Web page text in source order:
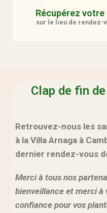
Récupérez
sur le lieu de rendez-
Clap de fin
Retrouvez-nous les
à la Villa Arnaga à
dernier rendez-vous
Merci à tous nos
bienveillance et merci à
confiance pour vos